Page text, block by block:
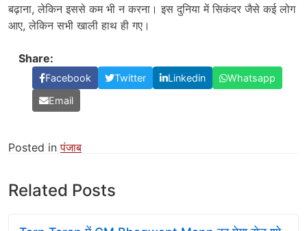
बढ़ाना, लेकिन इससे कम भी न करना। इस दुनिया में सिकंदर जैसे कई लोग
आए, लेकिन सभी खाली हाथ ही गए।
Share:
Facebook Twitter Linkedin
Whatsapp
Email
Posted inपंजाब
Related Posts